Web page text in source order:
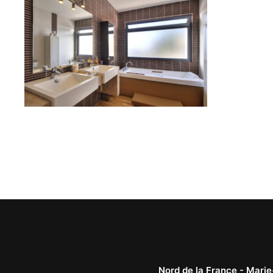
Nord de la France -